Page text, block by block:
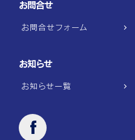
お問合せ
お問合せフォーム
お知らせ
お知らせ一覧